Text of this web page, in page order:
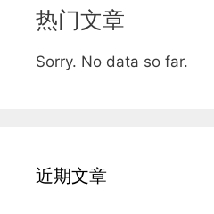
热门文章
Sorry. No data so far.
近期文章